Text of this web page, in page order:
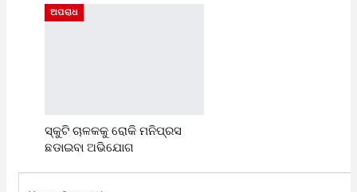
ଅପରାଧ
ସ୍କୁଟି ଚାଳକକୁ ରୋକି ମନିପ୍ରସ
ଛଡାଇବା ଅଭିଯୋଗ